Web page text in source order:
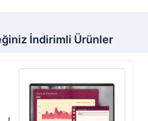
İndirimli Ürünler